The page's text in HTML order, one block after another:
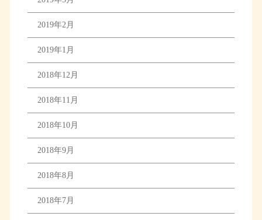
2019年2月
2019年1月
2018年12月
2018年11月
2018年10月
2018年9月
2018年8月
2018年7月